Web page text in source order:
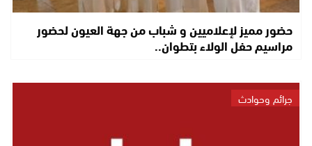
حضور مميز لإعلاميين و شباب من جهة العيون لحضور
مراسيم حفل الولاء بتطوان..
جرائم وحوادث